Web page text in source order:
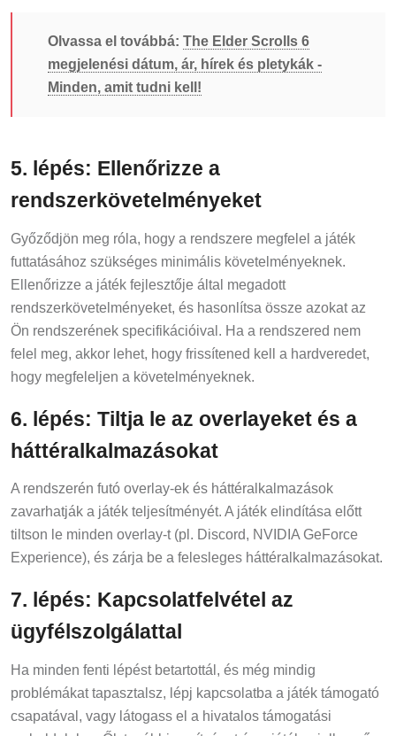
Olvassa el továbbá: The Elder Scrolls 6
megjelenési dátum, ár, hírek és pletykák -
Minden, amit tudni kell!
5. lépés: Ellenőrizze a
rendszerkövetelményeket
Győződjön meg róla, hogy a rendszere megfelel a játék
futtatásához szükséges minimális követelményeknek.
Ellenőrizze a játék fejlesztője által megadott
rendszerkövetelményeket, és hasonlítsa össze azokat az
Ön rendszerének specifikációival. Ha a rendszered nem
felel meg, akkor lehet, hogy frissítened kell a hardveredet,
hogy megfeleljen a követelményeknek.
6. lépés: Tiltja le az overlayeket és a
háttéralkalmazásokat
A rendszerén futó overlay-ek és háttéralkalmazások
zavarhatják a játék teljesítményét. A játék elindítása előtt
tiltson le minden overlay-t (pl. Discord, NVIDIA GeForce
Experience), és zárja be a felesleges háttéralkalmazásokat.
7. lépés: Kapcsolatfelvétel az
ügyfélszolgálattal
Ha minden fenti lépést betartottál, és még mindig
problémákat tapasztalsz, lépj kapcsolatba a játék támogató
csapatával, vagy látogass el a hivatalos támogatási